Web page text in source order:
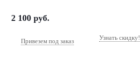
2 100 руб.
Привезем под заказ Узнать скидку!